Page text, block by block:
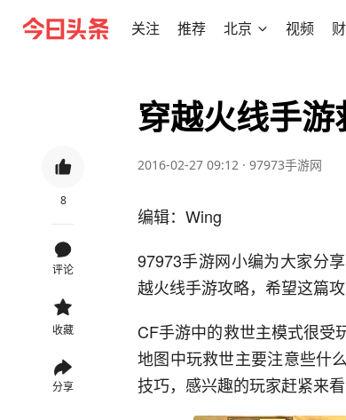
关注 推荐 北京 视频
8
评论
收藏
分享
穿越火线手
2016-02-27 09:12 · 97973手游网
编辑：Wing
97973手游网小编为大家分
越火线手游攻略，希望这篇
CF手游中的救世主模式很受
地图中玩救世主要注意些什
技巧，感兴趣的玩家赶紧来看